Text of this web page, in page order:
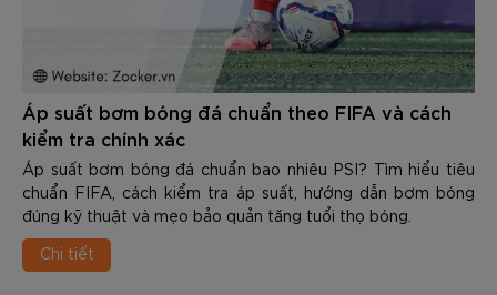
Áp suất bơm bóng đá chuẩn theo FIFA và cách
kiểm tra chính xác
Áp suất bơm bóng đá chuẩn bao nhiêu PSI? Tìm hiểu tiêu
chuẩn FIFA, cách kiểm tra áp suất, hướng dẫn bơm bóng
đúng kỹ thuật và mẹo bảo quản tăng tuổi thọ bóng.
Chi tiết